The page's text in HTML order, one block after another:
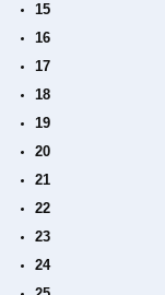
15
16
17
18
19
20
21
22
23
24